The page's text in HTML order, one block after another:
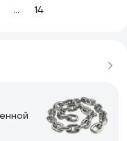
... 14